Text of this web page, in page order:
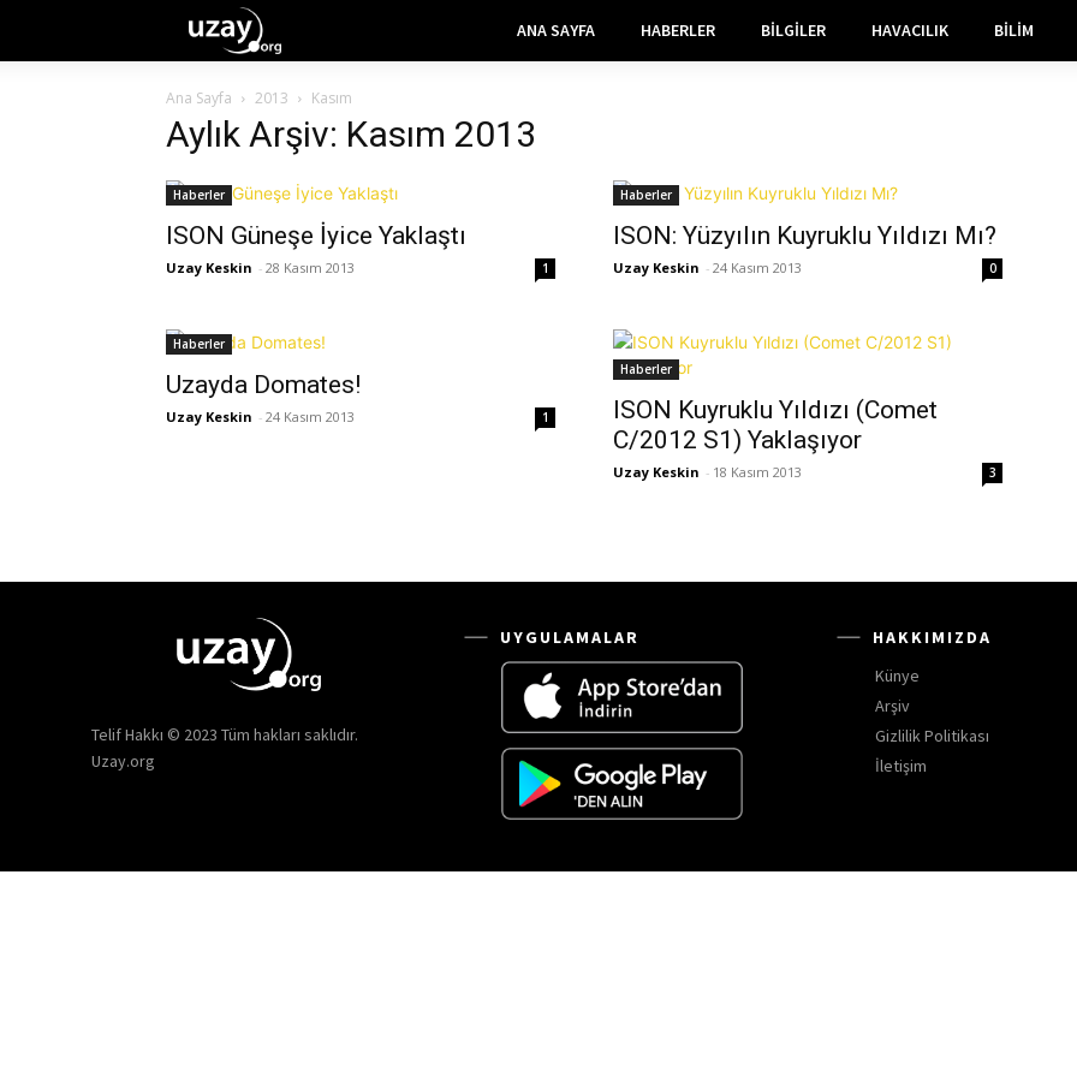
ANA SAYFA HABERLER BILGILER HAVACILIK BILIM
Ana Sayfa 2013 Kasım
Aylık Arşiv: Kasım 2013
Haberler
ISON Güneşe İyice Yaklaştı
Uzay Keskin - 28 Kasım 2013 1
Haberler
ISON: Yüzyılın Kuyruklu Yıldızı Mı?
Uzay Keskin - 24 Kasım 2013 0
Haberler
Uzayda Domates!
Uzay Keskin - 24 Kasım 2013 1
Haberler
ISON Kuyruklu Yıldızı (Comet
C/2012 S1) Yaklaşıyor
Uzay Keskin - 18 Kasım 2013 3
Telif Hakkı © 2023 Tüm hakları saklıdır.
Uzay.org
UYGULAMALAR
HAKKIMIZDA
Künye
Arşiv
Gizlilik Politikası
İletişim